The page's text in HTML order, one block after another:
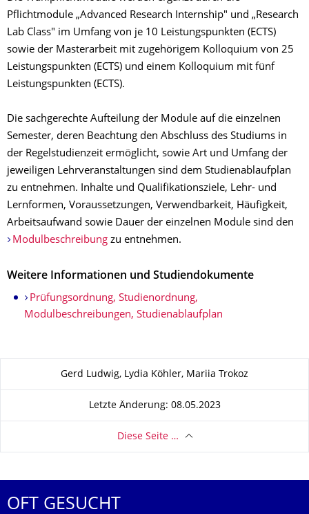
Pflichtmodule „Advanced Research Internship" und „Research
Lab Class" im Umfang von je 10 Leistungspunkten (ECTS)
sowie der Masterarbeit mit zugehörigem Kolloquium von 25
Leistungspunkten (ECTS) und einem Kolloquium mit fünf
Leistungspunkten (ECTS).
Die sachgerechte Aufteilung der Module auf die einzelnen
Semester, deren Beachtung den Abschluss des Studiums in
der Regelstudienzeit ermöglicht, sowie Art und Umfang der
jeweiligen Lehrveranstaltungen sind dem Studienablaufplan
zu entnehmen. Inhalte und Qualifikationsziele, Lehr- und
Lernformen, Voraussetzungen, Verwendbarkeit, Häufigkeit,
Arbeitsaufwand sowie Dauer der einzelnen Module sind den
Modulbeschreibungzu entnehmen.
Weitere Informationen und Studiendokumente
Prüfungsordnung, Studienordnung,
Modulbeschreibungen, Studienablaufplan
Zu dieser SeiteGerd Ludwig, Lydia Köhler, Mariia Trokoz
Letzte Änderung: 08.05.2023
Diese Seite …
OFT GESUCHT